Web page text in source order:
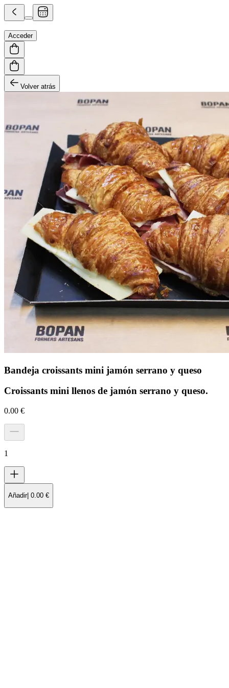
Acceder
Volver atrás
Bandeja croissants mini jamón serrano y queso
Croissants mini llenos de jamón serrano y queso.
0.00 €
1
Añadir| 0.00 €